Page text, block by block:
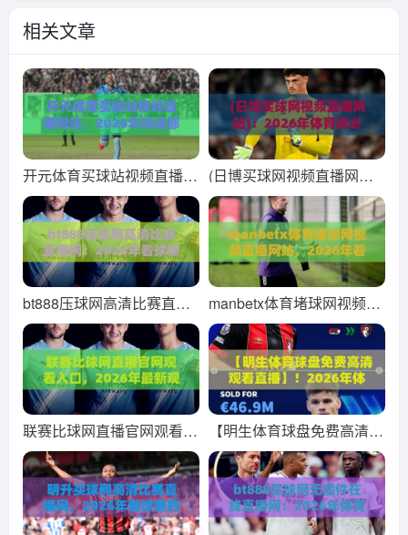
相关文章
开元体育买球站视频直播网
站，2026年球迷都在怎么
用？(开元体育买球站视频
直播网站)
(日博买球网视频直播网
站)：2026年体育迷必备的
观赛新选择
bt888压球网高清比赛直播
网：2026年看球新体验，
高清直播不卡顿
manbetx体育堵球网视频直
播网站，2026年看球赛的
新选择？
联赛比球网直播官网观看入
口，2026年最新观赛指南
与避坑技巧
【明生体育球盘免费高清观
看直播】！2026年体育迷
必看的观赛新姿势